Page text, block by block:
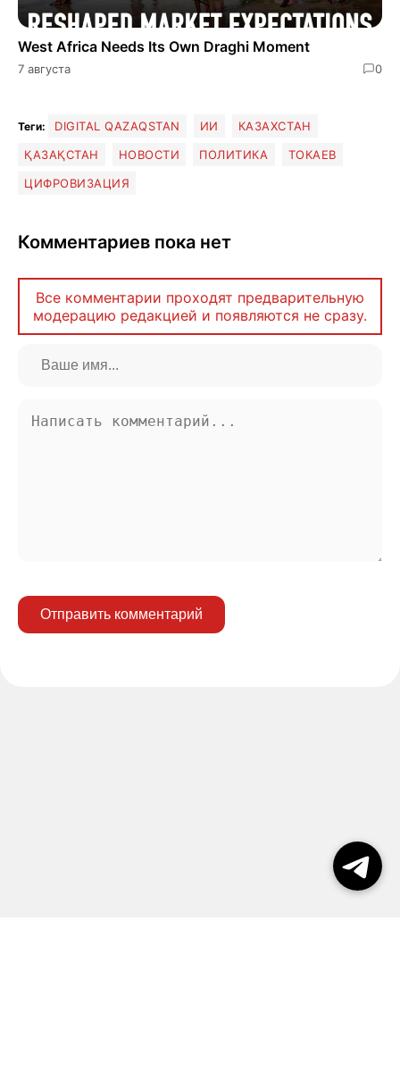
West Africa Needs Its Own Draghi Moment
7 августа 0
Теги: DIGITAL QAZAQSTAN ИИ
КАЗАХСТАН
ҚАЗАҚСТАН
НОВОСТИ ПОЛИТИКА
ТОКАЕВ
ЦИФРОВИЗАЦИЯ
Комментариев пока нет
Все комментарии проходят предварительную
модерацию редакцией и появляются не сразу.
Отправить комментарий